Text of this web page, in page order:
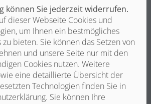
können Sie jederzeit widerrufen.
dieser Webseite Cookies und
um Ihnen ein bestmögliches
bieten. Sie können das Setzen von
und unsere Seite nur mit den
Cookies nutzen. Weitere
eine detaillierte Übersicht der
Technologien finden Sie in
Sie können Ihre